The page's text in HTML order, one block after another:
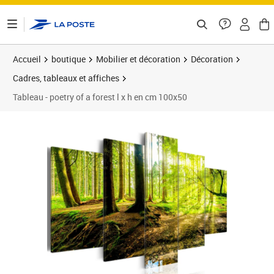
Accueil boutique Mobilier et décoration
Décoration
Cadres, tableaux et affiches
Tableau - poetry of a forest l x h en cm 100x50